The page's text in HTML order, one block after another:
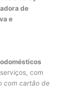
de
e
com
com cartão de